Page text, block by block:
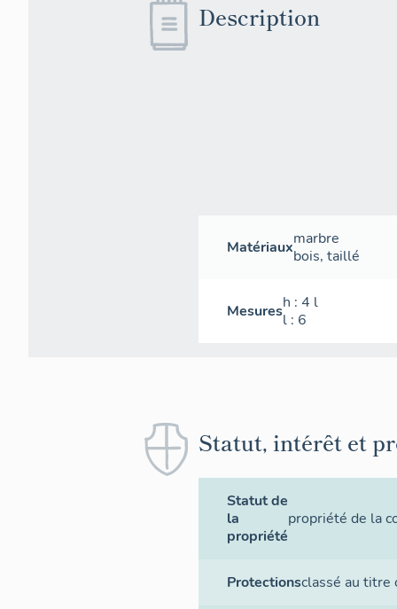
Description
Matériauxmarbre
bois, taillé
Mesuresh : 4 l
l : 6
Statut, intérêt et
Statut de
la
propriété
propriété de la
Protectionsclassé au titre